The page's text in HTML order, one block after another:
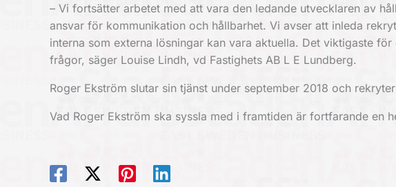
– Vi fortsätter arbetet med att vara den ledande utvecklaren av
ansvar för kommunikation och hållbarhet. Vi avser att inleda
interna som externa lösningar kan vara aktuella. Det viktigaste
frågor, säger Louise Lindh, vd Fastighets AB L E Lundberg.
Roger Ekström slutar sin tjänst under september 2018 och
Vad Roger Ekström ska syssla med i framtiden är fortfarande en